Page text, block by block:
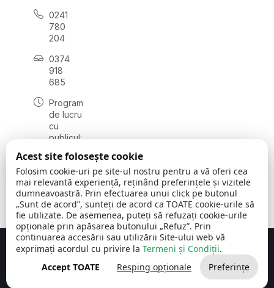
0241
780
204
0374
918
685
Program
de lucru
cu
publicul:
08:00 -
16:30
, vineri:
08:00 -
14:00
Comuna Cerchezu © 2026Toate drepturile rezervate
Concept realizat de Big Media Relații Publice SRL
Acest site folosește cookie
Folosim cookie-uri pe site-ul nostru pentru a vă oferi cea
mai relevantă experiență, reținând preferințele și vizitele
dumneavoastră. Prin efectuarea unui click pe butonul
„Sunt de acord”, sunteți de acord ca TOATE cookie-urile să
fie utilizate. De asemenea, puteți să refuzați cookie-urile
opționale prin apăsarea butonului „Refuz”. Prin
continuarea accesării sau utilizării Site-ului web vă
exprimați acordul cu privire la Termeni și Condiții.
Accept TOATE
Resping opționale Preferințe